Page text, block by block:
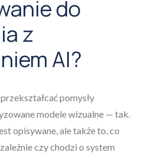
do
z
AI?
pomysły
modele wizualne — tak.
opisywane, ale także to, co
czy chodzi o system